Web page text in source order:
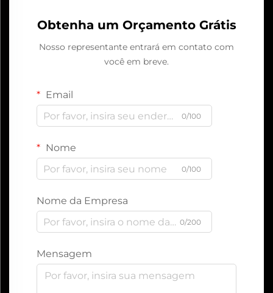
Obtenha um Orçamento Grátis
Nosso representante entrará em contato com
você em breve.
Email
0/100
Nome
0/100
Nome da Empresa
0/200
Mensagem